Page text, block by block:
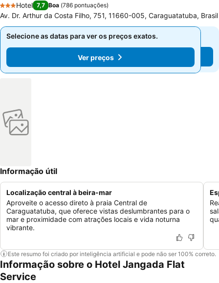
3 Estrelas
Hotel 7,7 Boa (786 pontuações)
Av. Dr. Arthur da Costa Filho, 751, 11660-005, Caraguatatuba, Brasil
Selecione as datas para ver os preços exatos.
Ver preços
Selecione as datas para ver os preços exatos.
Ver preços
Informação útil
Localização central à beira-mar
Aproveite o acesso direto à praia Central de
Caraguatatuba, que oferece vistas deslumbrantes para o
mar e proximidade com atrações locais e vida noturna
vibrante.
Este resumo foi criado por inteligência artificial e pode não ser 100% correto.
Informação sobre o Hotel Jangada Flat
Service